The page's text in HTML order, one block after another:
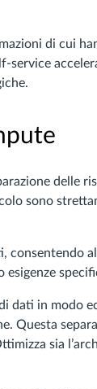
di cui
service
delle
sono
consentendo
esigenze
dati in modo
Questa
sia